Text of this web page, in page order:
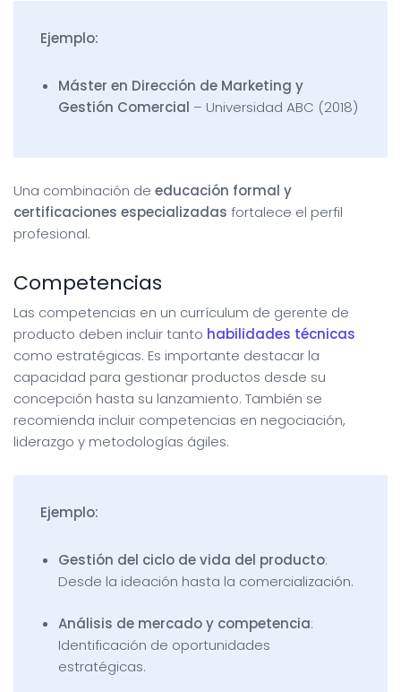
Ejemplo:
Máster en Dirección de Marketing y
Gestión Comercial – Universidad ABC (2018)
Una combinación de educación formal y
certificaciones especializadas fortalece el perfil
profesional.
Competencias
Las competencias en un currículum de gerente de
producto deben incluir tanto habilidades técnicas
como estratégicas. Es importante destacar la
capacidad para gestionar productos desde su
concepción hasta su lanzamiento. También se
recomienda incluir competencias en negociación,
liderazgo y metodologías ágiles.
Ejemplo:
Gestión del ciclo de vida del producto:
Desde la ideación hasta la comercialización.
Análisis de mercado y competencia:
Identificación de oportunidades
estratégicas.